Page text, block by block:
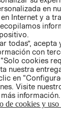
en
Internet y a
todas”,
con
cookies
nuestra
en
Visite
información.
de cookies y